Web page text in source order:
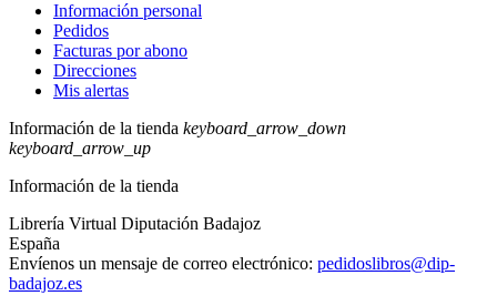
Información personal
Pedidos
Facturas por abono
Direcciones
Mis alertas
Información de la tienda keyboard_arrow_down
keyboard_arrow_up
Información de la tienda
Librería Virtual Diputación Badajoz
España
Envíenos un mensaje de correo electrónico: pedidoslibros@dip-
badajoz.es